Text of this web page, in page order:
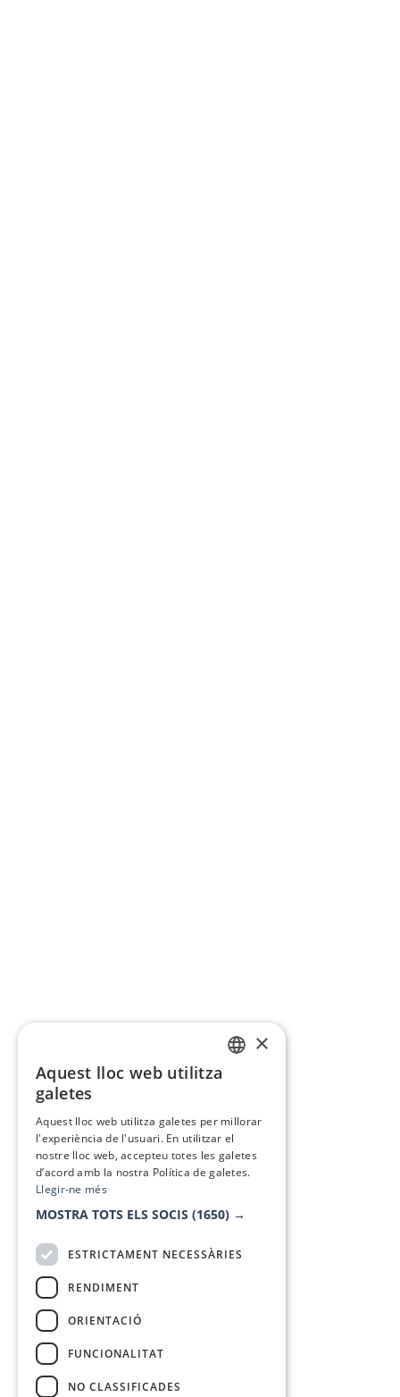
×
Aquest lloc web utilitza
galetes
Aquest lloc web utilitza galetes per millorar
l'experiència de l'usuari. En utilitzar el
nostre lloc web, accepteu totes les galetes
d’acord amb la nostra Política de galetes.
Llegir-ne més
MOSTRA TOTS ELS SOCIS (1650) →
ESTRICTAMENT NECESSÀRIES
RENDIMENT
ORIENTACIÓ
FUNCIONALITAT
NO CLASSIFICADES